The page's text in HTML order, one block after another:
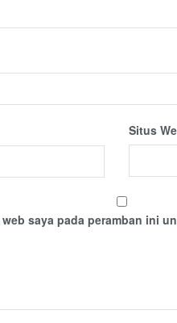
Situs
saya pada peramban ini